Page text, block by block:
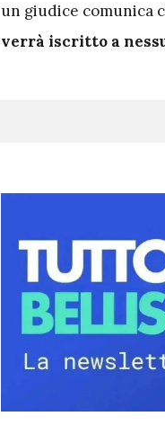
un giudice comunica
verrà iscritto a